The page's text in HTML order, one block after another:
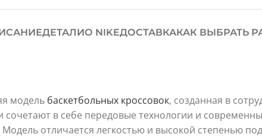
ДЕТАЛИО NIKEДОСТАВКАКАК ВЫБРАТЬ
модель баскетбольных кроссовок, созданная в
сочетают в себе передовые технологии и
отличается легкостью и высокой степенью